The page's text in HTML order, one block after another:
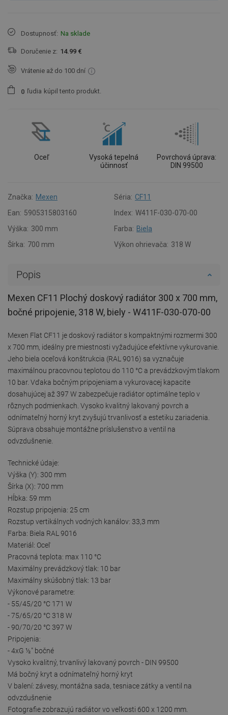
Dostupnosť: Na sklade
Doručenie z: 14.99 €
Vrátenie až do 100 dní
0 ľudia kúpil tento produkt.
Oceľ
Vysoká tepelná
účinnosť
Povrchová úprava:
DIN 99500
Značka: Mexen Séria: CF11
Ean: 5905315803160 Index: W411F-030-070-00
Výška: 300 mm Farba: Biela
Šírka: 700 mm Výkon ohrievača: 318 W
Popis
Mexen CF11 Plochý doskový radiátor 300 x 700 mm,
bočné pripojenie, 318 W, biely - W411F-030-070-00
Mexen Flat CF11 je doskový radiátor s kompaktnými rozmermi 300
x 700 mm, ideálny pre miestnosti vyžadujúce efektívne vykurovanie.
Jeho biela oceľová konštrukcia (RAL 9016) sa vyznačuje
maximálnou pracovnou teplotou do 110 °C a prevádzkovým tlakom
10 bar. Vďaka bočným pripojeniam a vykurovacej kapacite
dosahujúcej až 397 W zabezpečuje radiátor optimálne teplo v
rôznych podmienkach. Vysoko kvalitný lakovaný povrch a
odnímateľný horný kryt zvyšujú trvanlivosť a estetiku zariadenia.
Súprava obsahuje montážne príslušenstvo a ventil na
odvzdušnenie.
Technické údaje:
Výška (Y): 300 mm
Šírka (X): 700 mm
Hĺbka: 59 mm
Rozstup pripojenia: 25 cm
Rozstup vertikálnych vodných kanálov: 33,3 mm
Farba: Biela RAL 9016
Materiál: Oceľ
Pracovná teplota: max 110 °C
Maximálny prevádzkový tlak: 10 bar
Maximálny skúšobný tlak: 13 bar
Výkonové parametre:
- 55/45/20 °C 171 W
- 75/65/20 °C 318 W
- 90/70/20 °C 397 W
Pripojenia:
- 4xG ½″ bočné
Vysoko kvalitný, trvanlivý lakovaný povrch - DIN 99500
Má bočný kryt a odnímateľný horný kryt
V balení: závesy, montážna sada, tesniace zátky a ventil na
odvzdušnenie
Fotografie zobrazujú radiátor vo veľkosti 600 x 1200 mm.